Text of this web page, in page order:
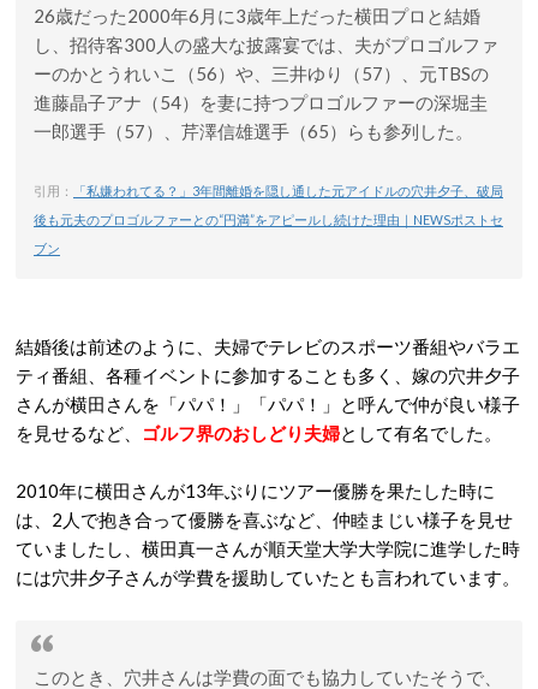
26歳だった2000年6月に3歳年上だった横田プロと結婚
し、招待客300人の盛大な披露宴では、夫がプロゴルファ
ーのかとうれいこ（56）や、三井ゆり（57）、元TBSの
進藤晶子アナ（54）を妻に持つプロゴルファーの深堀圭
一郎選手（57）、芹澤信雄選手（65）らも参列した。
引用：
「私嫌われてる？」3年間離婚を隠し通した元アイドルの穴井夕子、破局
後も元夫のプロゴルファーとの“円満”をアピールし続けた理由｜NEWSポストセ
ブン
結婚後は前述のように、夫婦でテレビのスポーツ番組やバラエ
ティ番組、各種イベントに参加することも多く、嫁の穴井夕子
さんが横田さんを「パパ！」「パパ！」と呼んで仲が良い様子
を見せるなど、
ゴルフ界のおしどり夫婦として有名でした。
2010年に横田さんが13年ぶりにツアー優勝を果たした時に
は、2人で抱き合って優勝を喜ぶなど、仲睦まじい様子を見せ
ていましたし、横田真一さんが順天堂大学大学院に進学した時
には穴井夕子さんが学費を援助していたとも言われています。
このとき、穴井さんは学費の面でも協力していたそうで、